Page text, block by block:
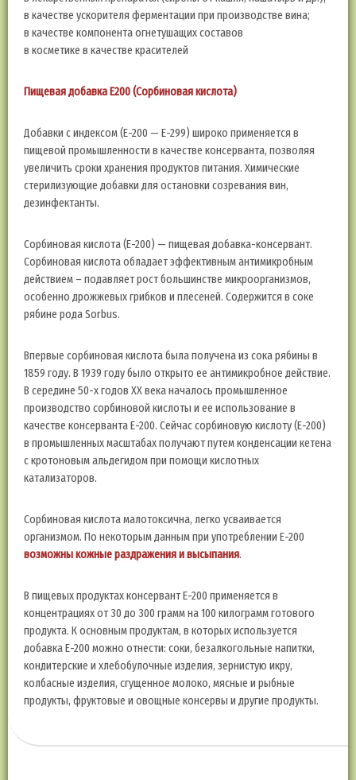
в качестве ускорителя ферментации при производстве вина;
в качестве компонента огнетушащих составов
в косметике в качестве красителей
Пищевая добавка E200 (Сорбиновая кислота)
Добавки с индексом (E-200 — E-299) широко применяется в
пищевой промышленности в качестве консерванта, позволяя
увеличить сроки хранения продуктов питания. Химические
стерилизующие добавки для остановки созревания вин,
дезинфектанты.
Сорбиновая кислота (Е-200) — пищевая добавка-консервант.
Сорбиновая кислота обладает эффективным антимикробным
действием – подавляет рост большинстве микроорганизмов,
особенно дрожжевых грибков и плесеней. Содержится в соке
рябине рода Sorbus.
Впервые сорбиновая кислота была получена из сока рябины в
1859 году. В 1939 году было открыто ее антимикробное действие.
В середине 50-х годов XX века началось промышленное
производство сорбиновой кислоты и ее использование в
качестве консерванта Е-200. Сейчас сорбиновую кислоту (Е-200)
в промышленных масштабах получают путем конденсации кетена
с кротоновым альдегидом при помощи кислотных
катализаторов.
Сорбиновая кислота малотоксична, легко усваивается
организмом. По некоторым данным при употреблении Е-200
возможны кожные раздражения и высыпания.
В пищевых продуктах консервант Е-200 применяется в
концентрациях от 30 до 300 грамм на 100 килограмм готового
продукта. К основным продуктам, в которых используется
добавка E-200 можно отнести: соки, безалкогольные напитки,
кондитерские и хлебобулочные изделия, зернистую икру,
колбасные изделия, сгущенное молоко, мясные и рыбные
продукты, фруктовые и овощные консервы и другие продукты.